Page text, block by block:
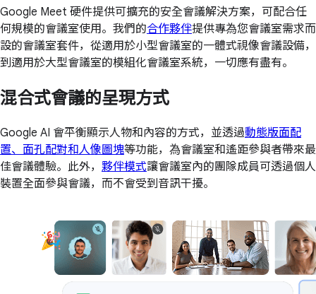
Google Meet 硬件提供可擴充的安全會議解決方案，可配合任
何規模的會議室使用。我們的合作夥伴提供專為您會議室需求而
設的會議室套件，從適用於小型會議室的一體式視像會議設備，
到適用於大型會議室的模組化會議室系統，一切應有盡有。
混合式會議的呈現方式
Google AI 會平衡顯示人物和內容的方式，並透過動態版面配
置、面孔配對和人像圖塊等功能，為會議室和遙距參與者帶來最
佳會議體驗。此外， 夥伴模式讓會議室內的團隊成員可透過個人
裝置全面參與會議，而不會受到音訊干擾。